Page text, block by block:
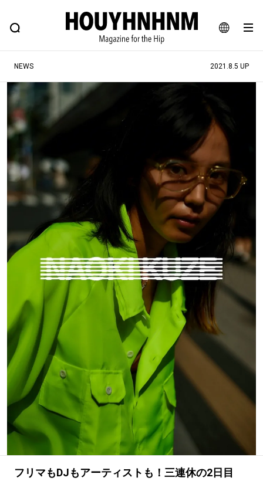
JA
EN
FEATURE BLOG SNAP
ヒップなファッション、カルチャー、ライフスタイルWEBマガジン
#注目のタグ
#SHOPPING ADDICT
#ESSENTIAL DESIGNS
#NEW VINTAGE #マイナーグッド図鑑
#路地裏てぃーん。 #MONTHLY JOURNAL
#GH 銘品の所以 #フイナムのYouTube
#Commune H #FOCUS IT #AH.H
#ととけん #FASHION #MUSIC #MOVIE
#LIFESTYLE #SNEAKER #OUTDOOR
#SPORTS #HANDSOME HANDBOOK
NEWS 2021.8.5 UP
フリマもDJもアーティストも！三連休の2日目